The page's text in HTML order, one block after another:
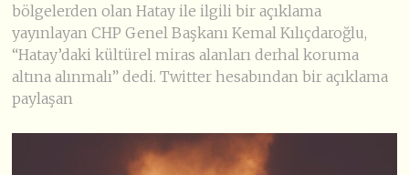
bölgelerden olan Hatay ile ilgili bir açıklama
yayınlayan CHP Genel Başkanı Kemal Kılıçdaroğlu,
“Hatay’daki kültürel miras alanları derhal koruma
altına alınmalı” dedi. Twitter hesabından bir açıklama
paylaşan